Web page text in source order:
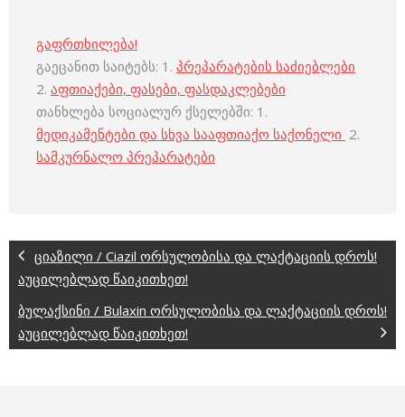
გაფრთხილება!
გაეცანით საიტებს: 1. პრეპარატების საძიებლები
2. აფთიაქები, ფასები, ფასდაკლებები
თანხლება სოციალურ ქსელებში: 1.
მედიკამენტები და სხვა სააფთიაქო საქონელი 2.
სამკურნალო პრეპარატები
ციაზილი / Ciazil ორსულობისა და ლაქტაციის დროს!
აუცილებლად წაიკითხეთ!
ბულაქსინი / Bulaxin ორსულობისა და ლაქტაციის დროს!
აუცილებლად წაიკითხეთ!